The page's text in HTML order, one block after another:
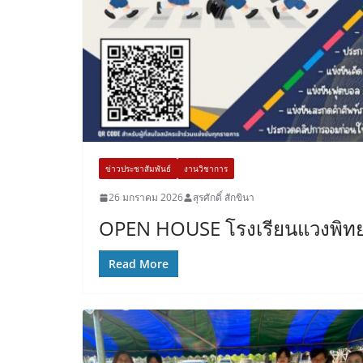
ข่าวประชาสัมพันธ์ งานวิชาการ
26 มกราคม 2026 สุรศักดิ์ สักขินา
OPEN HOUSE โรงเรียนแวงพิ
Read More